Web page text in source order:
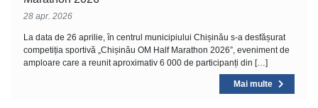
28 apr. 2026
La data de 26 aprilie, în centrul municipiului Chișinău s-a desfășurat
competiția sportivă „Chișinău OM Half Marathon 2026”, eveniment de
amploare care a reunit aproximativ 6 000 de participanți din […]
Mai multe